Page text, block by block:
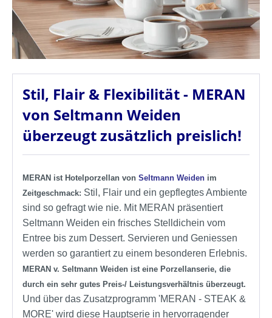
Stil, Flair & Flexibilität - MERAN
von Seltmann Weiden
überzeugt zusätzlich preislich!
MERAN ist Hotelporzellan von Seltmann Weiden im
Zeitgeschmack: Stil, Flair und ein gepflegtes Ambiente
sind so gefragt wie nie. Mit MERAN präsentiert
Seltmann Weiden ein frisches Stelldichein vom
Entree bis zum Dessert. Servieren und Geniessen
werden so garantiert zu einem besonderen Erlebnis.
MERAN v. Seltmann Weiden ist eine Porzellanserie, die
durch ein sehr gutes Preis-/ Leistungsverhältnis überzeugt.
Und über das Zusatzprogramm 'MERAN - STEAK &
MORE' wird diese Hauptserie in hervorragender